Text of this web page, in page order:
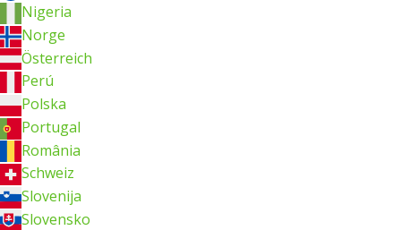
Nigeria
Norge
Österreich
Perú
Polska
Portugal
România
Schweiz
Slovenija
Slovensko